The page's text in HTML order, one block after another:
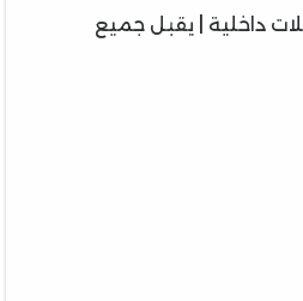
داخلية | يقبل جميع